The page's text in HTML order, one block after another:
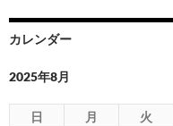
ョ
ン
カレンダー
2025年8月
日 月 火